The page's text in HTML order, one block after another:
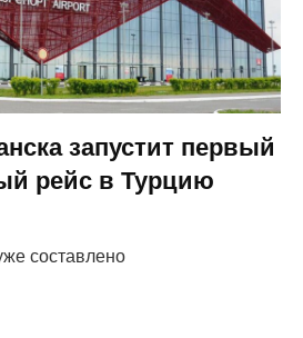
запустит первый
рейс в Турцию
составлено